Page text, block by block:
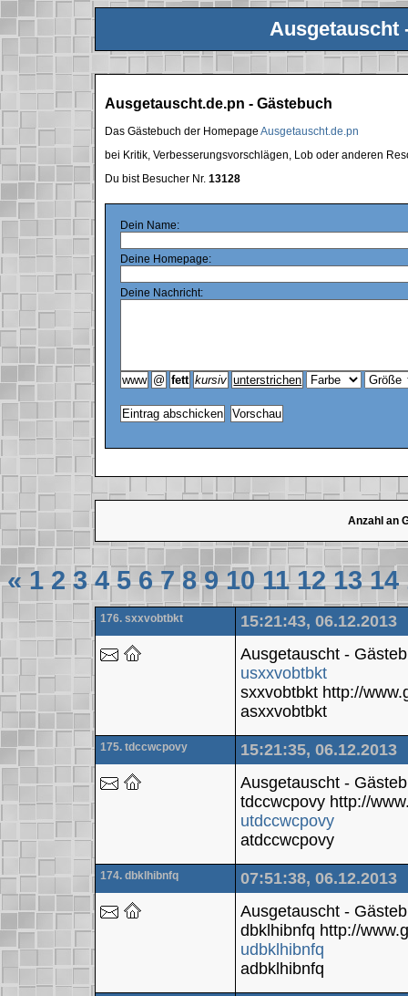
Ausgetauscht
Ausgetauscht.de.pn - Gästebuch
Das Gästebuch der HomepageAusgetauscht.de.pn
bei Kritik, Verbesserungsvorschlägen, Lob oder anderen
Du bist Besucher Nr.13128
Dein Name:
Deine Homepage:
Deine Nachricht:
Anzahl an
« 1 2 3 4 5 6 7 8 9 10 11 12 13 14
176. sxxvobtbkt
15:21:43, 06.12.2013
Ausgetauscht -
usxxvobtbkt
sxxvobtbkt http://
asxxvobtbkt
175. tdccwcpovy
15:21:35, 06.12.2013
Ausgetauscht -
tdccwcpovy http://
utdccwcpovy
atdccwcpovy
174. dbklhibnfq
07:51:38, 06.12.2013
Ausgetauscht -
dbklhibnfq http://
udbklhibnfq
adbklhibnfq